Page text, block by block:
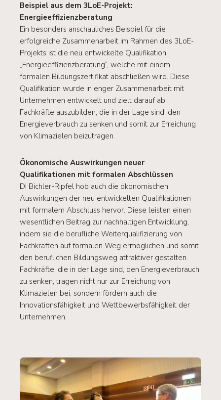
Beispiel aus dem 3LoE-Projekt:
Energieeffizienzberatung
Ein besonders anschauliches Beispiel für die
erfolgreiche Zusammenarbeit im Rahmen des 3LoE-
Projekts ist die neu entwickelte Qualifikation
„Energieeffizienzberatung“, welche mit einem
formalen Bildungszertifikat abschließen wird. Diese
Qualifikation wurde in enger Zusammenarbeit mit
Unternehmen entwickelt und zielt darauf ab,
Fachkräfte auszubilden, die in der Lage sind, den
Energieverbrauch zu senken und somit zur Erreichung
von Klimazielen beizutragen.
Ökonomische Auswirkungen neuer
Qualifikationen mit formalen Abschlüssen
DI Bichler-Ripfel hob auch die ökonomischen
Auswirkungen der neu entwickelten Qualifikationen
mit formalem Abschluss hervor. Diese leisten einen
wesentlichen Beitrag zur nachhaltigen Entwicklung,
indem sie die berufliche Weiterqualifizierung von
Fachkräften auf formalen Weg ermöglichen und somit
den beruflichen Bildungsweg attraktiver gestalten.
Fachkräfte, die in der Lage sind, den Energieverbrauch
zu senken, tragen nicht nur zur Erreichung von
Klimazielen bei, sondern fördern auch die
Innovationsfähigkeit und Wettbewerbsfähigkeit der
Unternehmen.